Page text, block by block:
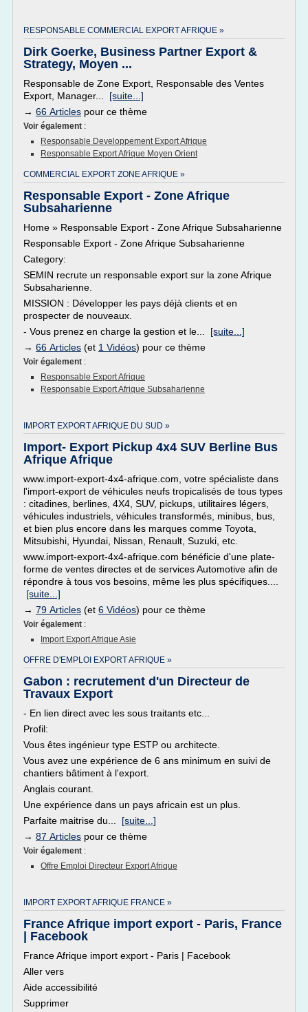
RESPONSABLE COMMERCIAL EXPORT AFRIQUE »
Dirk Goerke, Business Partner Export &
Strategy, Moyen ...
Responsable de Zone Export, Responsable des Ventes
Export, Manager... [suite...]
→ 66 Articles pour ce thème
Voir également :
Responsable Developpement Export Afrique
Responsable Export Afrique Moyen Orient
COMMERCIAL EXPORT ZONE AFRIQUE »
Responsable Export - Zone Afrique
Subsaharienne
Home » Responsable Export - Zone Afrique Subsaharienne
Responsable Export - Zone Afrique Subsaharienne
Category:
SEMIN recrute un responsable export sur la zone Afrique
Subsaharienne.
MISSION : Développer les pays déjà clients et en
prospecter de nouveaux.
- Vous prenez en charge la gestion et le... [suite...]
→ 66 Articles (et 1 Vidéos) pour ce thème
Voir également :
Responsable Export Afrique
Responsable Export Afrique Subsaharienne
IMPORT EXPORT AFRIQUE DU SUD »
Import- Export Pickup 4x4 SUV Berline Bus
Afrique Afrique
www.import-export-4x4-afrique.com, votre spécialiste dans
l'import-export de véhicules neufs tropicalisés de tous types
: citadines, berlines, 4X4, SUV, pickups, utilitaires légers,
véhicules industriels, véhicules transformés, minibus, bus,
et bien plus encore dans les marques comme Toyota,
Mitsubishi, Hyundai, Nissan, Renault, Suzuki, etc.
www.import-export-4x4-afrique.com bénéficie d'une plate-
forme de ventes directes et de services Automotive afin de
répondre à tous vos besoins, même les plus spécifiques....
[suite...]
→ 79 Articles (et 6 Vidéos) pour ce thème
Voir également :
Import Export Afrique Asie
OFFRE D'EMPLOI EXPORT AFRIQUE »
Gabon : recrutement d'un Directeur de
Travaux Export
- En lien direct avec les sous traitants etc...
Profil:
Vous êtes ingénieur type ESTP ou architecte.
Vous avez une expérience de 6 ans minimum en suivi de
chantiers bâtiment à l'export.
Anglais courant.
Une expérience dans un pays africain est un plus.
Parfaite maitrise du... [suite...]
→ 87 Articles pour ce thème
Voir également :
Offre Emploi Directeur Export Afrique
IMPORT EXPORT AFRIQUE FRANCE »
France Afrique import export - Paris, France
| Facebook
France Afrique import export - Paris | Facebook
Aller vers
Aide accessibilité
Supprimer